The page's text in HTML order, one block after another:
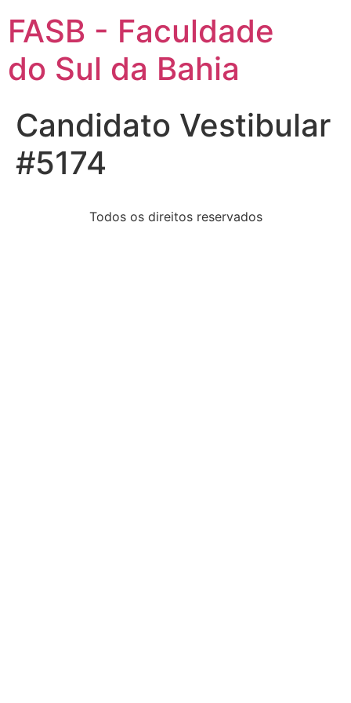
FASB - Faculdade
do Sul da Bahia
Candidato Vestibular
#5174
Todos os direitos reservados